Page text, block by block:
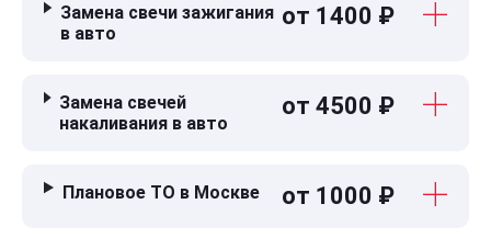
Замена свечи зажигания
в авто
от 1400 ₽
Замена свечей
накаливания в авто
от 4500 ₽
Плановое ТО в Москве от 1000 ₽